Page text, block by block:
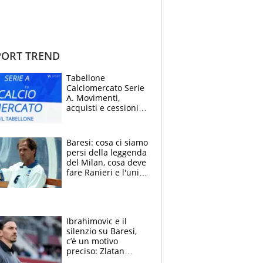
TREND
Tabellone
Calciomercato Serie
A. Movimenti,
acquisti e cessioni:
Baresi: cosa ci siamo
persi della leggenda
del Milan, cosa deve
fare Ranieri e l'unico
Ibrahimovic e il
silenzio su Baresi,
c’è un motivo
preciso: Zlatan